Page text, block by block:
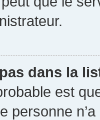
dans la
est
personne